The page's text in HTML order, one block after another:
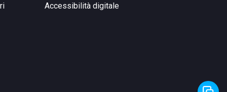
Accessibilità digitale